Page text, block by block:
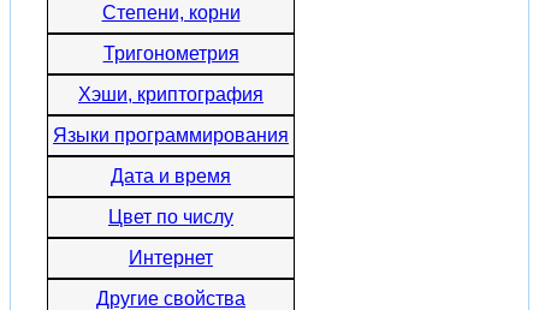
Степени, корни
Тригонометрия
Хэши, криптография
Языки программирования
Дата и время
Цвет по числу
Интернет
Другие свойства